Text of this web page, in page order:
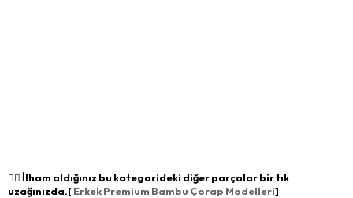
👉🏻 İlham aldığınız bu kategorideki diğer parçalar bir tık
uzağınızda.[ Erkek Premium Bambu Çorap Modelleri]